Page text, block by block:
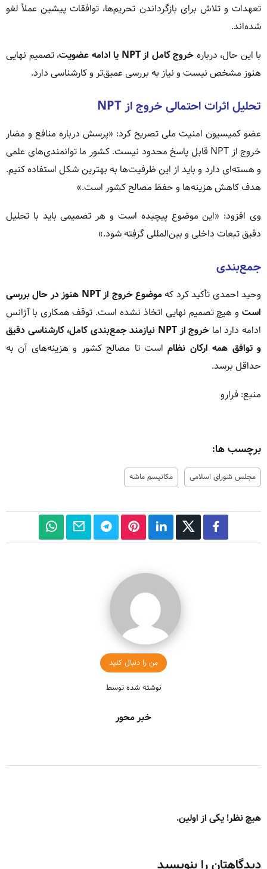
تعهدات و تلاش برای بازگرداندن تحریم‌ها، توافقات پیشین عملاً لغو
شده‌اند.
با این حال، درباره خروج کامل از NPT یا ادامه عضویت
، تصمیم نهایی
هنوز مشخص نیست و نیاز به بررسی عمیق‌تر و کارشناسی دارد.
تحلیل اثرات احتمالی خروج از NPT
عضو کمیسیون امنیت ملی تصریح کرد: «پرسش درباره منافع و مضار
خروج از NPT قابل پاسخ محدود نیست. کشور ما توانمندی‌های علمی
و هسته‌ای دارد و باید از این ظرفیت‌ها به بهترین شکل استفاده کنیم.
هدف کاهش هزینه‌ها و حفظ مصالح کشور است.»
وی افزود: «این موضوع پیچیده است و هر تصمیمی باید با تحلیل
دقیق تبعات داخلی و بین‌المللی گرفته شود.»
جمع‌بندی
وحید احمدی تأکید کرد که
موضوع خروج از NPT هنوز در حال بررسی
است و هیچ تصمیم نهایی اتخاذ نشده است. توقف همکاری با آژانس
ادامه دارد اما
خروج از NPT نیازمند جمع‌بندی کامل، کارشناسی دقیق
و توافق همه ارکان نظاماست تا مصالح کشور و هزینه‌های آن به
حداقل برسد.
منبع: فرارو
برچسب ها:
مجلس شورای اسلامی مکانیسم ماشه
من را دنبال کنید
نوشته شده توسط
خبر محور
هیچ نظر! یکی از اولین.
دیدگاهتان را بنویسید